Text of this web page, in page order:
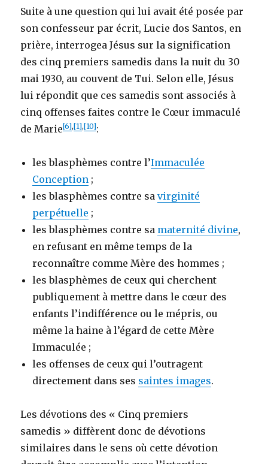
Suite à une question qui lui avait été posée par
son confesseur par écrit, Lucie dos Santos, en
prière, interrogea Jésus sur la signification
des cinq premiers samedis dans la nuit du 30
mai 1930, au couvent de Tui. Selon elle, Jésus
lui répondit que ces samedis sont associés à
cinq offenses faites contre le Cœur immaculé
de Marie[6],[1],[10]:
les blasphèmes contre l’Immaculée
Conception ;
les blasphèmes contre savirginité
perpétuelle ;
les blasphèmes contre sa maternité divine,
en refusant en même temps de la
reconnaître comme Mère des hommes ;
les blasphèmes de ceux qui cherchent
publiquement à mettre dans le cœur des
enfants l’indifférence ou le mépris, ou
même la haine à l’égard de cette Mère
Immaculée ;
les offenses de ceux qui l’outragent
directement dans ses saintes images.
Les dévotions des « Cinq premiers
samedis » diffèrent donc de dévotions
similaires dans le sens où cette dévotion